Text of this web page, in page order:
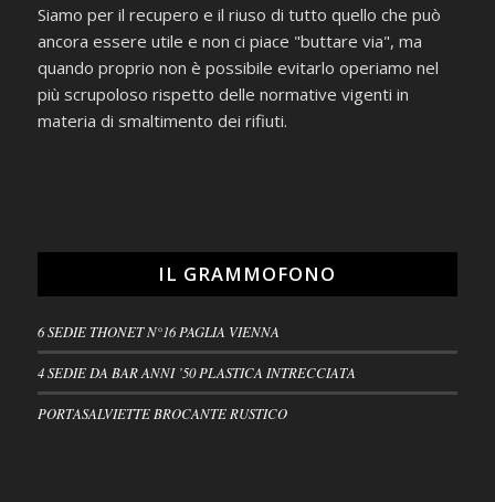
Siamo per il recupero e il riuso di tutto quello che può
ancora essere utile e non ci piace "buttare via", ma
quando proprio non è possibile evitarlo operiamo nel
più scrupoloso rispetto delle normative vigenti in
materia di smaltimento dei rifiuti.
IL GRAMMOFONO
6 SEDIE THONET N°16 PAGLIA VIENNA
4 SEDIE DA BAR ANNI ’50 PLASTICA INTRECCIATA
PORTASALVIETTE BROCANTE RUSTICO